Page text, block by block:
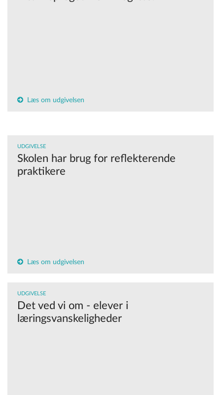
Læs om udgivelsen
UDGIVELSE
Skolen har brug for reflekterende
praktikere
Læs om udgivelsen
UDGIVELSE
Det ved vi om - elever i
læringsvanskeligheder